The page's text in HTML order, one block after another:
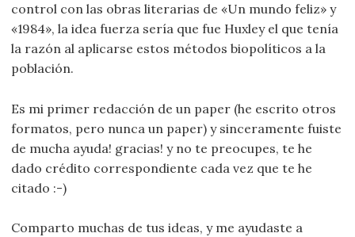
control con las obras literarias de «Un mundo feliz» y
«1984», la idea fuerza sería que fue Huxley el que tenía
la razón al aplicarse estos métodos biopolíticos a la
población.
Es mi primer redacción de un paper (he escrito otros
formatos, pero nunca un paper) y sinceramente fuiste
de mucha ayuda! gracias! y no te preocupes, te he
dado crédito correspondiente cada vez que te he
citado :-)
Comparto muchas de tus ideas, y me ayudaste a